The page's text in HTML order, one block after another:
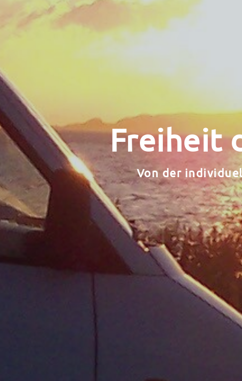
Freiheit
Von der